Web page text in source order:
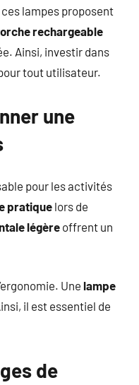
lampes proposent
rechargeable
Ainsi, investir dans
tout utilisateur.
une
pour les activités
pratiquelors de
légèreoffrent un
Une lampe
il est essentiel de
de